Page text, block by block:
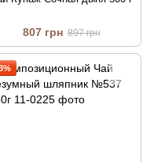
807 грн 897 грн